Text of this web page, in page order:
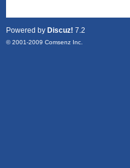
Powered by Discuz! 7.2
© 2001-2009 Comsenz Inc.